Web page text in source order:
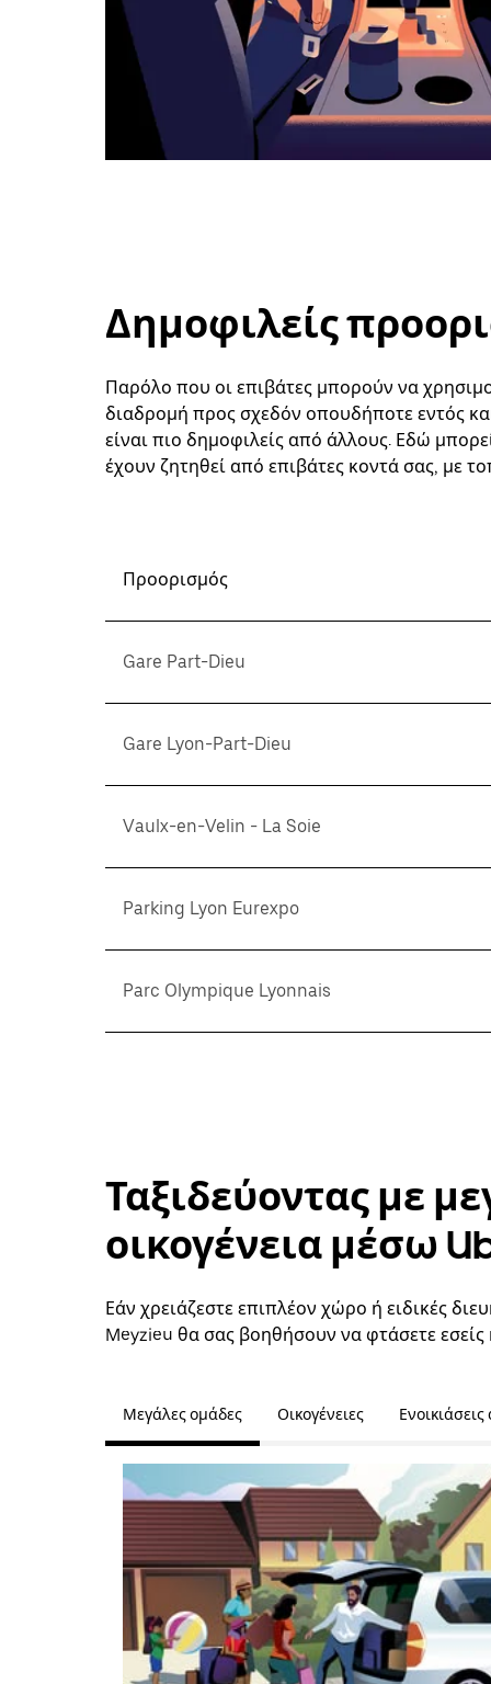
Δημοφιλείς
Παρόλο που οι επιβάτες μπορούν να
διαδρομή προς σχεδόν οπουδήποτε εντός
είναι πιο δημοφιλείς από άλλους. Εδώ
έχουν ζητηθεί από επιβάτες κοντά σας, με
Προορισμός
Gare Part-Dieu
Gare Lyon-Part-Dieu
Vaulx-en-Velin - La Soie
Parking Lyon Eurexpo
Parc Olympique Lyonnais
Ταξιδεύοντας με
οικογένεια μέσω
Εάν χρειάζεστε επιπλέον χώρο ή ειδικές
Meyzieu θα σας βοηθήσουν να φτάσετε
Μεγάλες ομάδες Οικογένειες